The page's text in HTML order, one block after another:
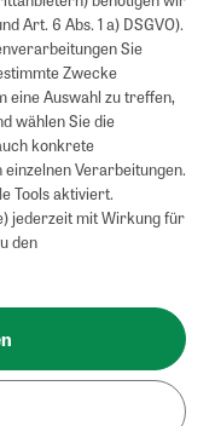
Art. 6 Abs. 1 a) DSGVO).
Sie
Zwecke
eine Auswahl zu treffen,
wählen Sie die
konkrete
Verarbeitungen.
Tools aktiviert.
jederzeit mit Wirkung für
den